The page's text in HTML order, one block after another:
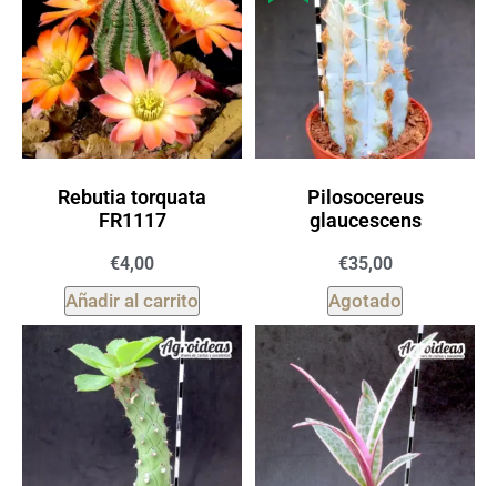
Rebutia torquata
FR1117
€4,00
Añadir al carrito
Pilosocereus
glaucescens
€35,00
Agotado